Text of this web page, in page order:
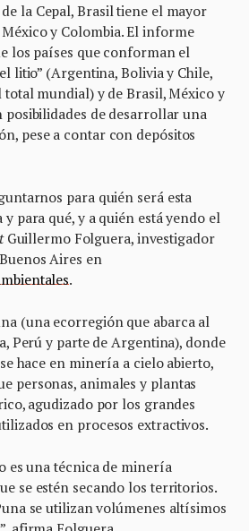
la Cepal, Brasil tiene el mayor
y Colombia. El informe
los países que conforman el
litio” (Argentina, Bolivia y Chile,
mundial) y de Brasil, México y
de desarrollar una
pese a contar con depósitos
para quién será esta
para qué, y a quién está yendo el
Guillermo Folguera, investigador
Aires en
.
(una ecorregión que abarca al
Perú y parte de Argentina), donde
hace en minería a cielo abierto,
personas, animales y plantas
agudizado por los grandes
en procesos extractivos.
es una técnica de minería
se estén secando los territorios.
se utilizan volúmenes altísimos